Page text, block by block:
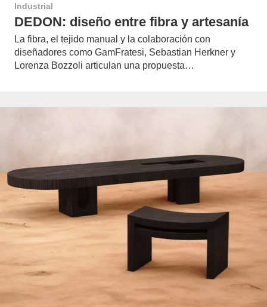
Industrial
DEDON: diseño entre fibra y artesanía
La fibra, el tejido manual y la colaboración con
diseñadores como GamFratesi, Sebastian Herkner y
Lorenza Bozzoli articulan una propuesta…